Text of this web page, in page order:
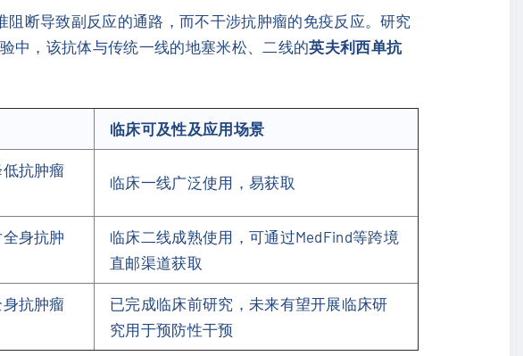
断导致副反应的通路，而不干涉抗肿瘤的免疫反应。研究
中，该抗体与传统一线的地塞米松、二线的英夫利西单抗
临床可及性及应用场景
抗肿瘤
临床一线广泛使用，易获取
身抗肿
临床二线成熟使用，可通过MedFind等跨境
直邮渠道获取
抗肿瘤
已完成临床前研究，未来有望开展临床研
究用于预防性干预